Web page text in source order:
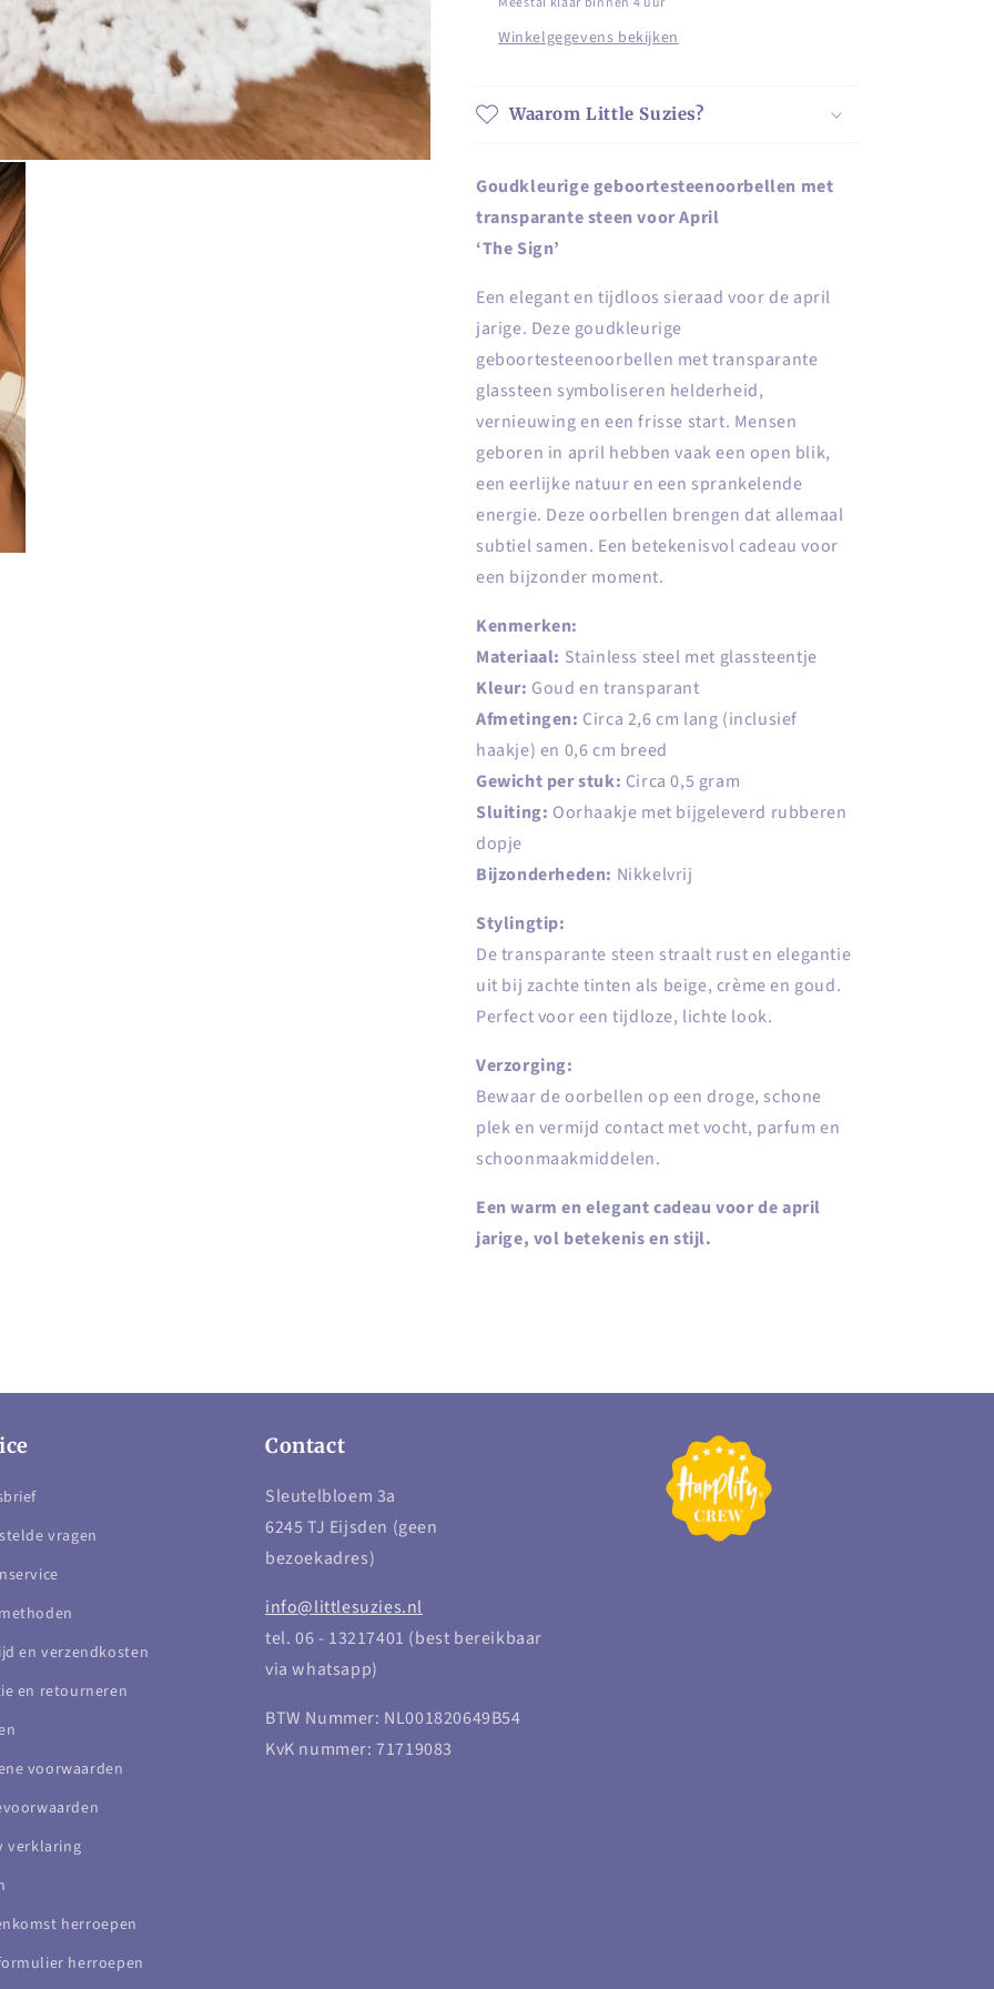
April
April
Winkelgegevens bekijken
Waarom Little Suzies?
Goudkleurige geboortesteenoorbellen met
transparante steen voor April
‘The Sign’
Een elegant en tijdloos sieraad voor de april
jarige. Deze goudkleurige
geboortesteenoorbellen met transparante
glassteen symboliseren helderheid,
vernieuwing en een frisse start. Mensen
geboren in april hebben vaak een open blik,
een eerlijke natuur en een sprankelende
energie. Deze oorbellen brengen dat allemaal
subtiel samen. Een betekenisvol cadeau voor
een bijzonder moment.
Kenmerken:
Materiaal: Stainless steel met glassteentje
Kleur: Goud en transparant
Afmetingen: Circa 2,6 cm lang (inclusief
haakje) en 0,6 cm breed
Gewicht per stuk: Circa 0,5 gram
Sluiting: Oorhaakje met bijgeleverd rubberen
dopje
Bijzonderheden: Nikkelvrij
Stylingtip:
De transparante steen straalt rust en elegantie
uit bij zachte tinten als beige, crème en goud.
Perfect voor een tijdloze, lichte look.
Verzorging:
Bewaar de oorbellen op een droge, schone
plek en vermijd contact met vocht, parfum en
schoonmaakmiddelen.
Een warm en elegant cadeau voor de april
jarige, vol betekenis en stijl.
vragen
en verzendkosten
en retourneren
voorwaarden
verklaring
herroepen
herroepen
Contact
Sleutelbloem 3a
6245 TJ Eijsden (geen
bezoekadres)
info@littlesuzies.nl
tel. 06 - 13217401 (best bereikbaar
via whatsapp)
BTW Nummer: NL001820649B54
KvK nummer: 71719083